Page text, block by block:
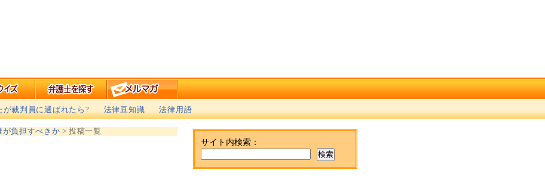
が裁判員に選ばれたら? 法律豆知識 法律用語
が負担すべきか > 投稿一覧
サイト内検索：